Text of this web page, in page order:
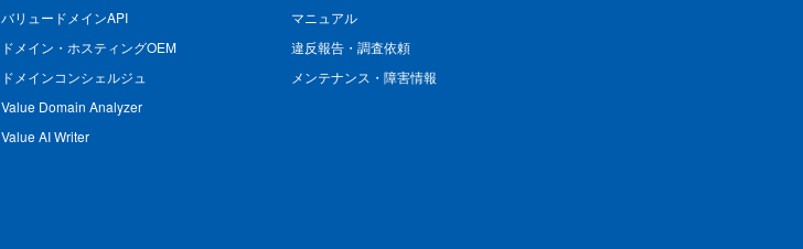
バリュードメインAPI
ドメイン・ホスティングOEM
ドメインコンシェルジュ
Value Domain Analyzer
Value AI Writer
マニュアル
違反報告・調査依頼
メンテナンス・障害情報